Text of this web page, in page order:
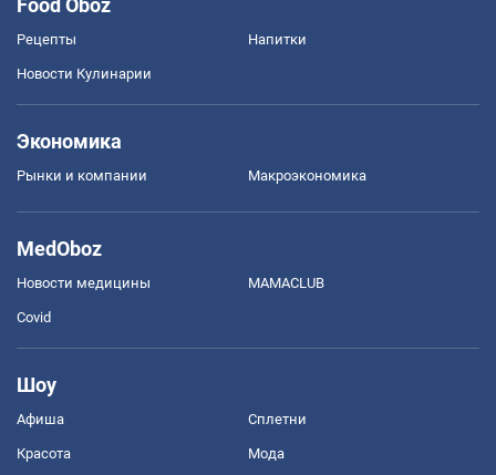
Food Oboz
Рецепты Напитки
Новости Кулинарии
Экономика
Рынки и компании Mакроэкономика
MedOboz
Новости медицины MAMACLUB
Covid
Шоу
Афиша Сплетни
Красота Мода